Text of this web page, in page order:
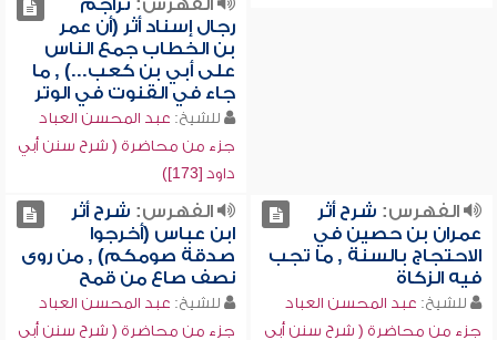
الفهرس: تراجم
رجال إسناد أثر (أن عمر
بن الخطاب جمع الناس
على أبي بن كعب...) , ما
جاء في القنوت في الوتر
للشيخ: عبد المحسن العباد
جزء من محاضرة ( شرح سنن أبي
داود [173])
الفهرس: شرح أثر
عمران بن حصين في
الاحتجاج بالسنة , ما تجب
فيه الزكاة
للشيخ: عبد المحسن العباد
جزء من محاضرة ( شرح سنن أبي
الفهرس: شرح أثر
ابن عباس (أخرجوا
صدقة صومكم) , من روى
نصف صاع من قمح
للشيخ: عبد المحسن العباد
جزء من محاضرة ( شرح سنن أبي